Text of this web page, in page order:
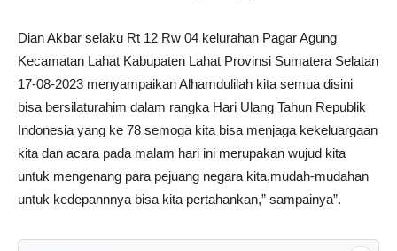
Dian Akbar selaku Rt 12 Rw 04 kelurahan Pagar Agung
Kecamatan Lahat Kabupaten Lahat Provinsi Sumatera Selatan
17-08-2023 menyampaikan Alhamdulilah kita semua disini
bisa bersilaturahim dalam rangka Hari Ulang Tahun Republik
Indonesia yang ke 78 semoga kita bisa menjaga kekeluargaan
kita dan acara pada malam hari ini merupakan wujud kita
untuk mengenang para pejuang negara kita,mudah-mudahan
untuk kedepannnya bisa kita pertahankan,” sampainya”.